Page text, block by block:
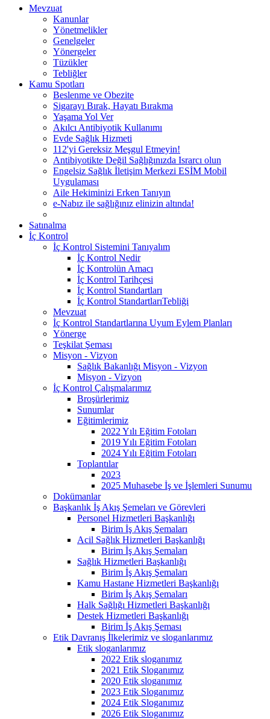
Mevzuat
Kanunlar
Yönetmelikler
Genelgeler
Yönergeler
Tüzükler
Tebliğler
Kamu Spotları
Beslenme ve Obezite
Sigarayı Bırak, Hayatı Bırakma
Yaşama Yol Ver
Akılcı Antibiyotik Kullanımı
Evde Sağlık Hizmeti
112'yi Gereksiz Meşgul Etmeyin!
Antibiyotikte Değil Sağlığınızda Israrcı olun
Engelsiz Sağlık İletişim Merkezi ESİM Mobil
Uygulaması
Aile Hekiminizi Erken Tanıyın
e-Nabız ile sağlığınız elinizin altında!
Satınalma
İç Kontrol
İç Kontrol Sistemini Tanıyalım
İç Kontrol Nedir
İç Kontrolün Amacı
İç Kontrol Tarihçesi
İç Kontrol Standartları
İç Kontrol StandartlarıTebliği
Mevzuat
İç Kontrol Standartlarına Uyum Eylem Planları
Yönerge
Teşkilat Şeması
Misyon - Vizyon
Sağlık Bakanlığı Misyon - Vizyon
Misyon - Vizyon
İç Kontrol Çalışmalarımız
Broşürlerimiz
Sunumlar
Eğitimlerimiz
2022 Yılı Eğitim Fotoları
2019 Yılı Eğitim Fotoları
2024 Yılı Eğitim Fotoları
Toplantılar
2023
2025 Muhasebe İş ve İşlemleri Sunumu
Dokümanlar
Başkanlık İş Akış Şemeları ve Görevleri
Personel Hizmetleri Başkanlığı
Birim İş Akış Şemaları
Acil Sağlık Hizmetleri Başkanlığı
Birim İş Akış Şemaları
Sağlık Hizmetleri Başkanlığı
Birim İş Akış Şemaları
Kamu Hastane Hizmetleri Başkanlığı
Birim İş Akış Şemaları
Halk Sağlığı Hizmetleri Başkanlığı
Destek Hizmetleri Başkanlığı
Birim İş Akış Şeması
Etik Davranış İlkelerimiz ve sloganlarımız
Etik sloganlarımız
2022 Etik sloganımız
2021 Etik Sloganımız
2020 Etik sloganımız
2023 Etik Sloganımız
2024 Etik Sloganımız
2026 Etik Sloganımız